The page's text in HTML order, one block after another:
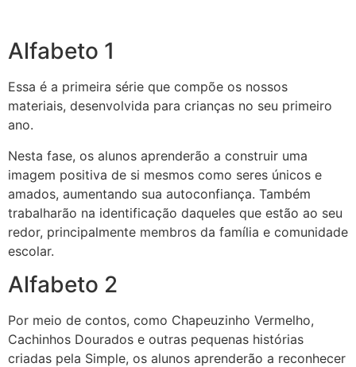
Alfabeto 1
Essa é a primeira série que compõe os nossos
materiais, desenvolvida para crianças no seu primeiro
ano.
Nesta fase, os alunos aprenderão a construir uma
imagem positiva de si mesmos como seres únicos e
amados, aumentando sua autoconfiança. Também
trabalharão na identificação daqueles que estão ao seu
redor, principalmente membros da família e comunidade
escolar.
Alfabeto 2
Por meio de contos, como Chapeuzinho Vermelho,
Cachinhos Dourados e outras pequenas histórias
criadas pela Simple, os alunos aprenderão a reconhecer